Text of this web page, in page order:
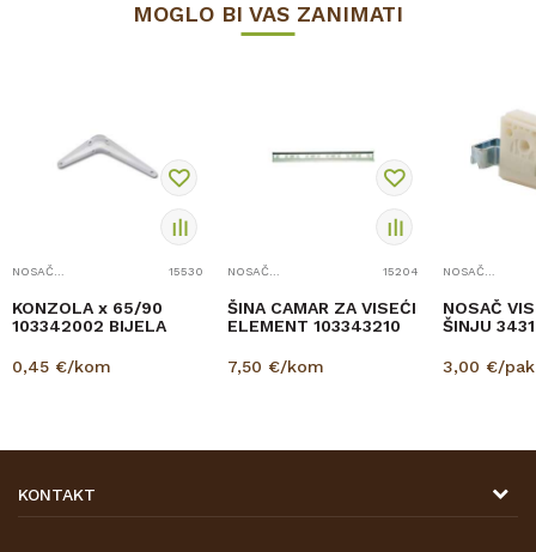
MOGLO BI VAS ZANIMATI
15530
KONZOLA x 65/90
103342002 BIJELA
0,45 €/kom
15204
ŠINA CAMAR ZA VISEĆI
ELEMENT 103343210
7,50 €/kom
NOSAČ
ŠINJU
3,00 €/pak
KONTAKT